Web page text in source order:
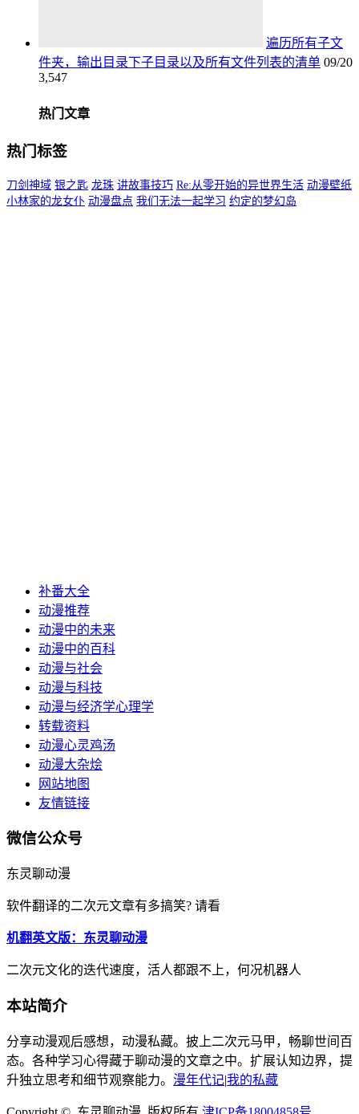
遍历所有子文
件夹，输出目录下子目录以及所有文件列表的清单 09/20
3,547
热门文章
热门标签
刀剑神域 银之匙 龙珠 讲故事技巧 Re:从零开始的异世界生活 动漫壁纸
小林家的龙女仆 动漫盘点 我们无法一起学习 约定的梦幻岛
补番大全
动漫推荐
动漫中的未来
动漫中的百科
动漫与社会
动漫与科技
动漫与经济学心理学
转载资料
动漫心灵鸡汤
动漫大杂烩
网站地图
友情链接
微信公众号
东灵聊动漫
软件翻译的二次元文章有多搞笑? 请看
机翻英文版：东灵聊动漫
二次元文化的迭代速度，活人都跟不上，何况机器人
本站简介
分享动漫观后感想，动漫私藏。披上二次元马甲，畅聊世间百
态。各种学习心得藏于聊动漫的文章之中。扩展认知边界，提
升独立思考和细节观察能力。 漫年代记|我的私藏